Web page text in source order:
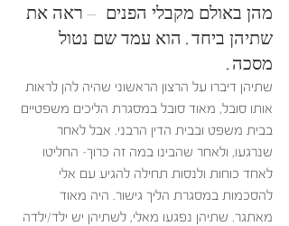
מהן באולם מקבלי הפנים  – ראה את
שתיהן ביחד. הוא עמד שם נטול
מסכה.
שתיהן דיברו על הרצון הראשוני שהיה להן לראות
אותו סובל, מאוד סובל במסגרת הליכים משפטיים
בבית משפט ובבית הדין הרבני. אבל לאחר
שנרגעו, ולאחר שהבינו במה זה כרוך- החליטו
לאחד כוחות ולנסות תחילה להגיע עם אלי
להסכמות במסגרת הליך גישור. היה מאוד
מאתגר. שתיהן נפגעו מאלי, לשתיהן יש ילד/ילדה